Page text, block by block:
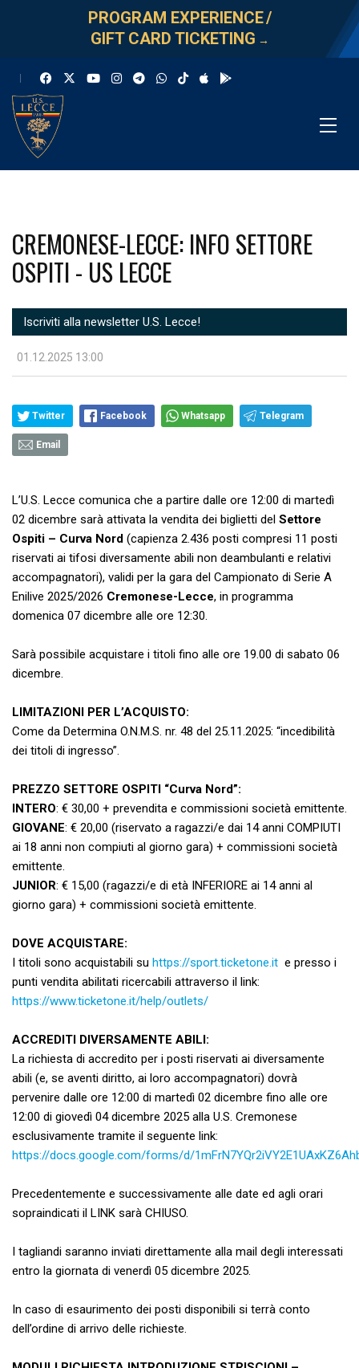
PROGRAM EXPERIENCE/
GIFT CARD TICKETING →
CREMONESE-LECCE: INFO SETTORE
OSPITI - US LECCE
Iscriviti alla newsletter U.S. Lecce!
01.12.2025 13:00
Twitter Facebook Whatsapp Telegram
Email
L’U.S. Lecce comunica che a partire dalle ore 12:00 di martedì
02 dicembre sarà attivata la vendita dei biglietti del Settore
Ospiti – Curva Nord (capienza 2.436 posti compresi 11 posti
riservati ai tifosi diversamente abili non deambulanti e relativi
accompagnatori), validi per la gara del Campionato di Serie A
Enilive 2025/2026 Cremonese-Lecce, in programma
domenica 07 dicembre alle ore 12:30.
Sarà possibile acquistare i titoli fino alle ore 19.00 di sabato 06
dicembre.
LIMITAZIONI PER L’ACQUISTO:
Come da Determina O.N.M.S. nr. 48 del 25.11.2025: “incedibilità
dei titoli di ingresso”.
PREZZO SETTORE OSPITI “Curva Nord”:
INTERO: € 30,00 + prevendita e commissioni società emittente.
GIOVANE: € 20,00 (riservato a ragazzi/e dai 14 anni COMPIUTI
ai 18 anni non compiuti al giorno gara) + commissioni società
emittente.
JUNIOR: € 15,00 (ragazzi/e di età INFERIORE ai 14 anni al
giorno gara) + commissioni società emittente.
DOVE ACQUISTARE:
I titoli sono acquistabili su https://sport.ticketone.it e presso i
punti vendita abilitati ricercabili attraverso il link:
https://www.ticketone.it/help/outlets/
ACCREDITI DIVERSAMENTE ABILI:
La richiesta di accredito per i posti riservati ai diversamente
abili (e, se aventi diritto, ai loro accompagnatori) dovrà
pervenire dalle ore 12:00 di martedì 02 dicembre fino alle ore
12:00 di giovedì 04 dicembre 2025 alla U.S. Cremonese
esclusivamente tramite il seguente link:
https://docs.google.com/forms/d/
Precedentemente e successivamente alle date ed agli orari
sopraindicati il LINK sarà CHIUSO.
I tagliandi saranno inviati direttamente alla mail degli interessati
entro la giornata di venerdì 05 dicembre 2025.
In caso di esaurimento dei posti disponibili si terrà conto
dell’ordine di arrivo delle richieste.